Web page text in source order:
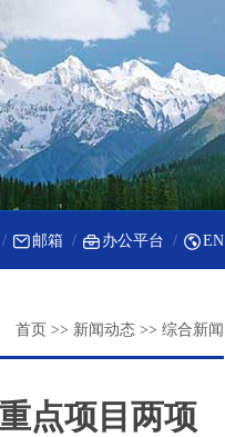
邮箱 办公平台 EN
首页 >> 新闻动态 >> 综合新闻
点项目两项